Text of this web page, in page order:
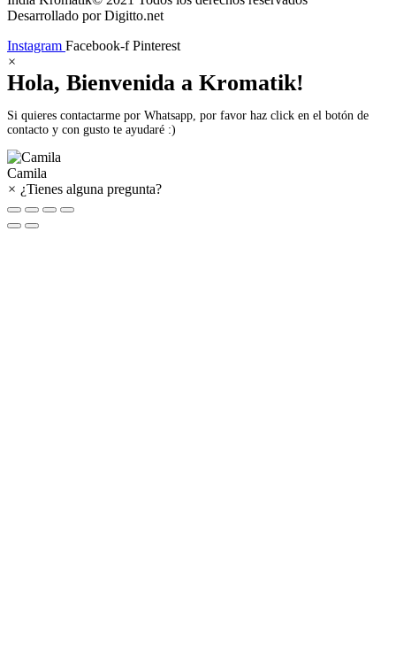
Desarrollado por Digitto.net
Instagram Facebook-f Pinterest
×
Hola, Bienvenida a Kromatik!
Si quieres contactarme por Whatsapp, por favor haz click en el botón de
contacto y con gusto te ayudaré :)
Camila
× ¿Tienes alguna pregunta?